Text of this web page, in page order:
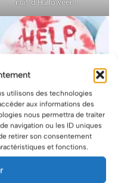
utilisons des technologies
aux informations des
nous permettra de traiter
navigation ou les ID uniques
retirer son consentement
et fonctions.
nuit d’Halloween !